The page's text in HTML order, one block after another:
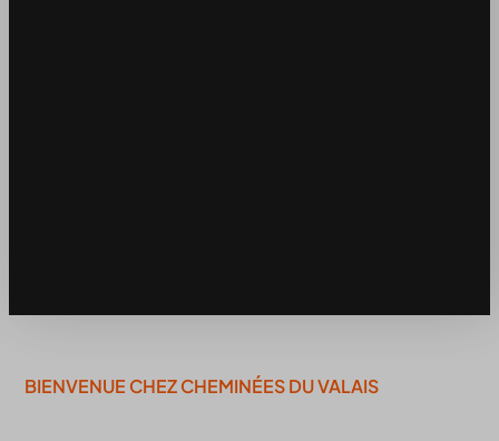
BIENVENUE CHEZ CHEMINÉES DU VALAIS